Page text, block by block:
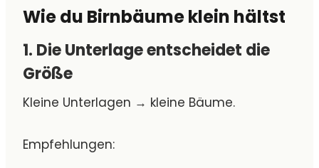
Wie du Birnbäume klein hältst
1. Die Unterlage entscheidet die
Größe
Kleine Unterlagen → kleine Bäume.
Empfehlungen: